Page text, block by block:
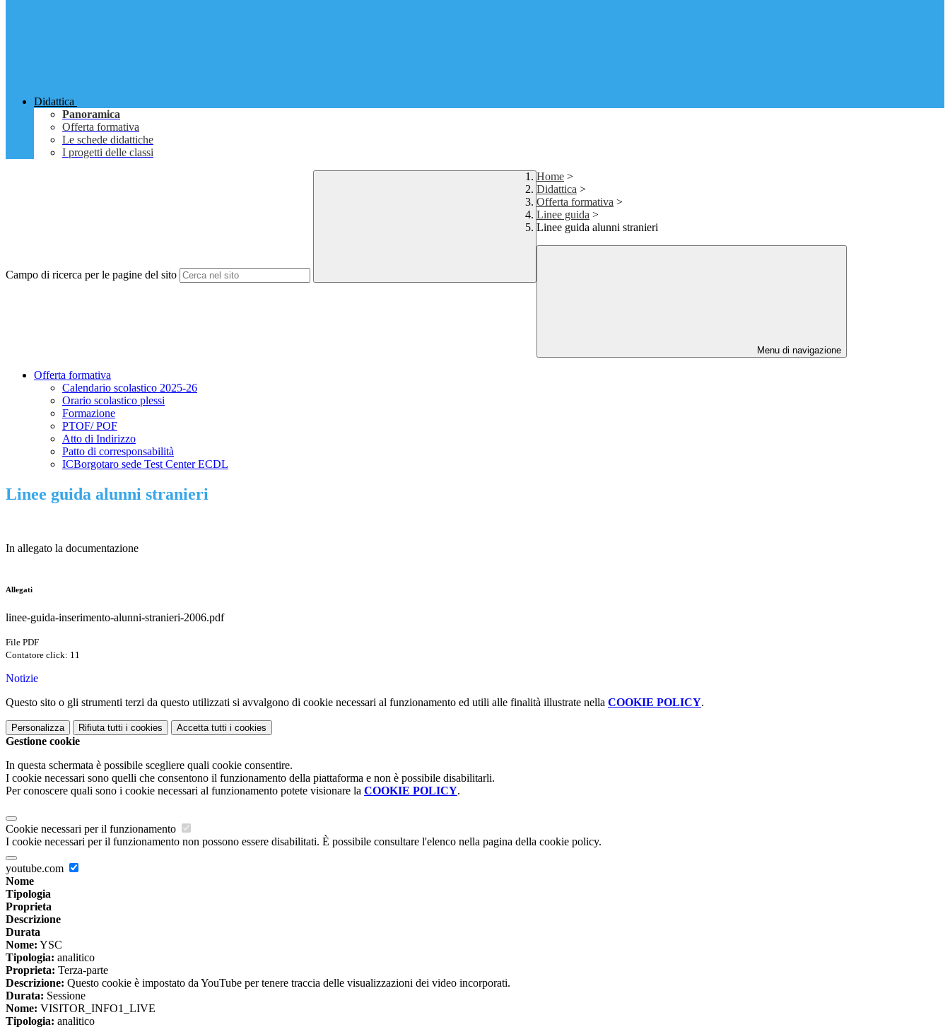
Didattica
Panoramica
Offerta formativa
Le schede didattiche
I progetti delle classi
Campo di ricerca per le pagine del sito
Home >
Didattica >
Offerta formativa >
Linee guida >
Linee guida alunni stranieri
Menu di navigazione
Offerta formativa
Calendario scolastico 2025-26
Orario scolastico plessi
Formazione
PTOF/ POF
Atto di Indirizzo
Patto di corresponsabilità
ICBorgotaro sede Test Center ECDL
Linee guida alunni stranieri
In allegato la documentazione
Allegati
linee-guida-inserimento-alunni-stranieri-2006.pdf
File PDF
Contatore click: 11
Notizie
Questo sito o gli strumenti terzi da questo utilizzati si avvalgono di cookie necessari al funzionamento ed utili alle finalità illustrate nella COOKIE POLICY.
Personalizza Rifiuta tutti i cookies Accetta tutti i cookies
Gestione cookie
In questa schermata è possibile scegliere quali cookie consentire.
I cookie necessari sono quelli che consentono il funzionamento della piattaforma e non è possibile disabilitarli.
Per conoscere quali sono i cookie necessari al funzionamento potete visionare la COOKIE POLICY.
Cookie necessari per il funzionamento
I cookie necessari per il funzionamento non possono essere disabilitati. È possibile consultare l'elenco nella pagina della cookie policy.
youtube.com
Nome
Tipologia
Proprieta
Descrizione
Durata
Nome: YSC
Tipologia: analitico
Proprieta: Terza-parte
Descrizione: Questo cookie è impostato da YouTube per tenere traccia delle visualizzazioni dei video incorporati.
Durata: Sessione
Nome: VISITOR_INFO1_LIVE
Tipologia: analitico